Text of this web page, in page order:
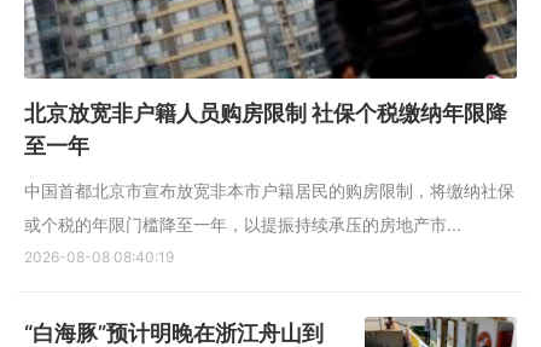
北京放宽非户籍人员购房限制 社保个税缴纳年限降
至一年
中国首都北京市宣布放宽非本市户籍居民的购房限制，将缴纳社保
或个税的年限门槛降至一年，以提振持续承压的房地产市...
2026-08-08 08:40:19
“白海豚”预计明晚在浙江舟山到